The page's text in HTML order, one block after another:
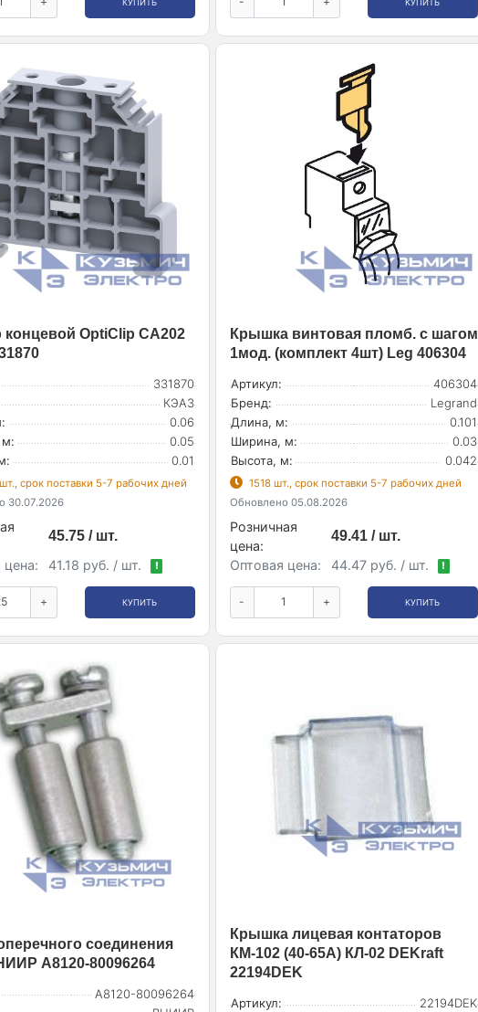
КУПИТЬ КУПИТЬ
OptiClip CA202
331870
КЭАЗ
0.06
0.05
0.01
срок поставки 5-7 рабочих дней
30.07.2026
45.75 / шт.
цена:
41.18 руб. / шт. !
+ КУПИТЬ
Крышка винтовая пломб. с шагом
1мод. (комплект 4шт) Leg 406304
Артикул:
406304
Бренд:
Legrand
Длина, м:
0.101
Ширина, м:
0.03
Высота, м:
0.042
1518 шт., срок поставки 5-7 рабочих дней
Обновлено 05.08.2026
Розничная
цена:
49.41 / шт.
Оптовая цена:
44.47 руб. / шт. !
- + КУПИТЬ
соединения
A8120-80096264
A8120-80096264
Крышка лицевая контаторов
КМ-102 (40-65А) КЛ-02 DEKraft
22194DEK
Артикул: 22194DEK